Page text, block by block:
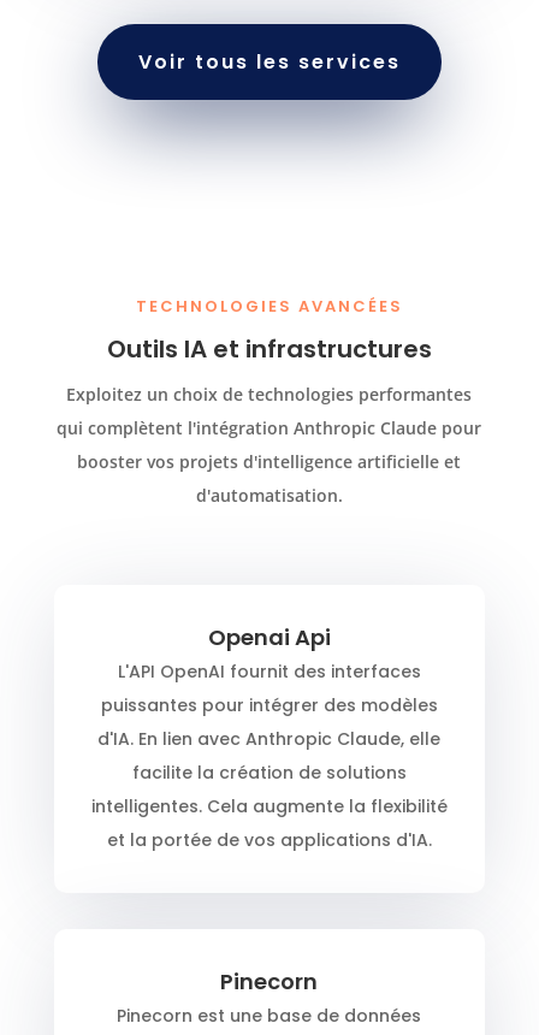
Voir tous les services
TECHNOLOGIES AVANCÉES
Outils IA et infrastructures
Exploitez un choix de technologies performantes
qui complètent l'intégration Anthropic Claude pour
booster vos projets d'intelligence artificielle et
d'automatisation.
Openai Api
L'API OpenAI fournit des interfaces
puissantes pour intégrer des modèles
d'IA. En lien avec Anthropic Claude, elle
facilite la création de solutions
intelligentes. Cela augmente la flexibilité
et la portée de vos applications d'IA.
Pinecorn
Pinecorn est une base de données